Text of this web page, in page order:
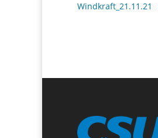
Windkraft_21.11.21